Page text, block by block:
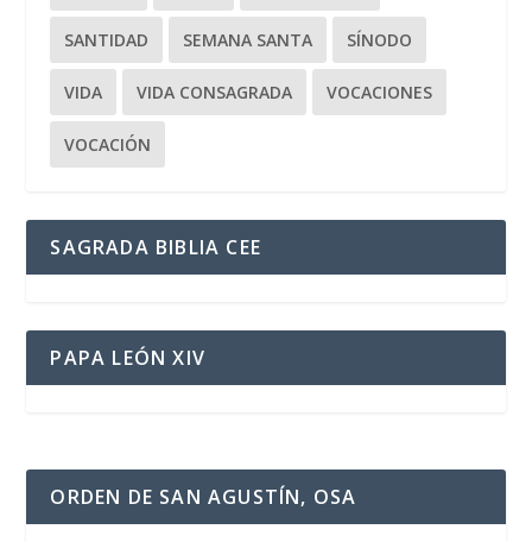
SANTIDAD SEMANA SANTA SÍNODO
VIDA VIDA CONSAGRADA VOCACIONES
VOCACIÓN
SAGRADA BIBLIA CEE
PAPA LEÓN XIV
ORDEN DE SAN AGUSTÍN, OSA